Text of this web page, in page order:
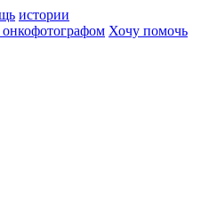
истории
онкофотографом Хочу помочь